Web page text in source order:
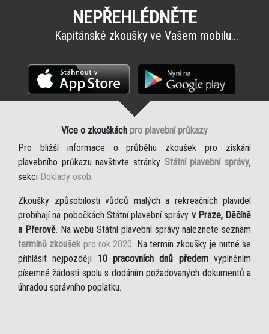
NEPŘEHLÉDNĚTE
Kapitánské zkoušky ve Vašem mobilu...
Více o zkouškách pro plavební průkazy
Pro bližší informace o průběhu zkoušek pro získání
plavebního průkazu navštivte stránky Státní plavební správy,
sekci Doklady osob.
Zkoušky způsobilosti vůdců malých a rekreačních plavidel
probíhají na pobočkách Státní plavební správy v Praze, Děčíně
a Přerově. Na webu Státní plavební správy naleznete seznam
termínů zkoušek pro rok 2020. Na termín zkoušky je nutné se
přihlásit nejpozději 10 pracovních dnů předemvyplněním
písemné žádosti spolu s dodáním požadovaných dokumentů a
úhradou správního poplatku.